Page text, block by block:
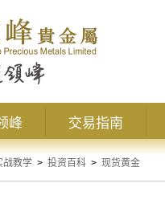
峰 交易指南
战教学 > 投资百科 > 现货黄金